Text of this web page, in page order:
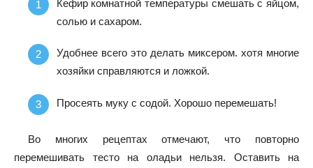
Кефир комнатной температуры смешать с яйцом,
солью и сахаром.
Удобнее всего это делать миксером. хотя многие
хозяйки справляются и ложкой.
Просеять муку с содой. Хорошо перемешать!
Во многих рецептах отмечают, что повторно
перемешивать тесто на оладьи нельзя. Оставить на